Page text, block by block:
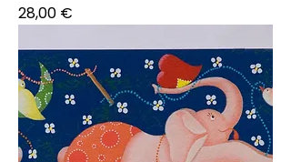
Prezzo
28,00 €